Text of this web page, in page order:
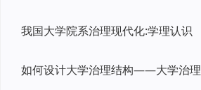
我国大学院系治理现代化:学理认识
如何设计大学治理结构——大学治理